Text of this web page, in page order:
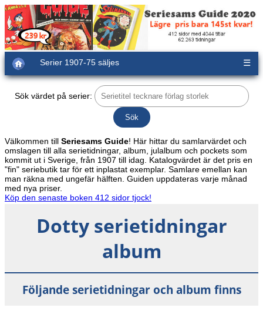
Serier 1907-75 säljes ☰
Sök värdet på serier:
Välkommen till Seriesams Guide! Här hittar du samlarvärdet och
omslagen till alla serietidningar, album, julalbum och pockets som
kommit ut i Sverige, från 1907 till idag. Katalogvärdet är det pris en
"fin" seriebutik tar för ett inplastat exemplar. Samlare emellan kan
man räkna med ungefär hälften. Guiden uppdateras varje månad
med nya priser.
Köp den senaste boken 412 sidor tjock!
Dotty serietidningar
album
Följande serietidningar och album finns